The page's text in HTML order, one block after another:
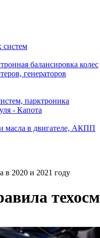
систем
балансировка колес
генераторов
парктроника
- Капота
масла в двигателе, АКПП
в 2020 и 2021 году